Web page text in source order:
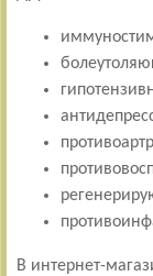
В интернет-